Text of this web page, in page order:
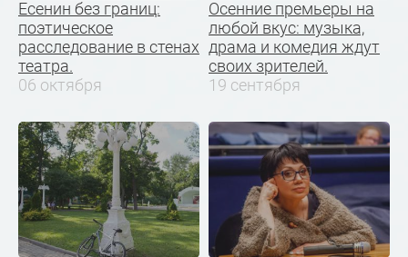
Есенин без границ:
поэтическое
расследование в стенах
театра.
06 октября
Осенние премьеры на
любой вкус: музыка,
драма и комедия ждут
своих зрителей.
19 сентября